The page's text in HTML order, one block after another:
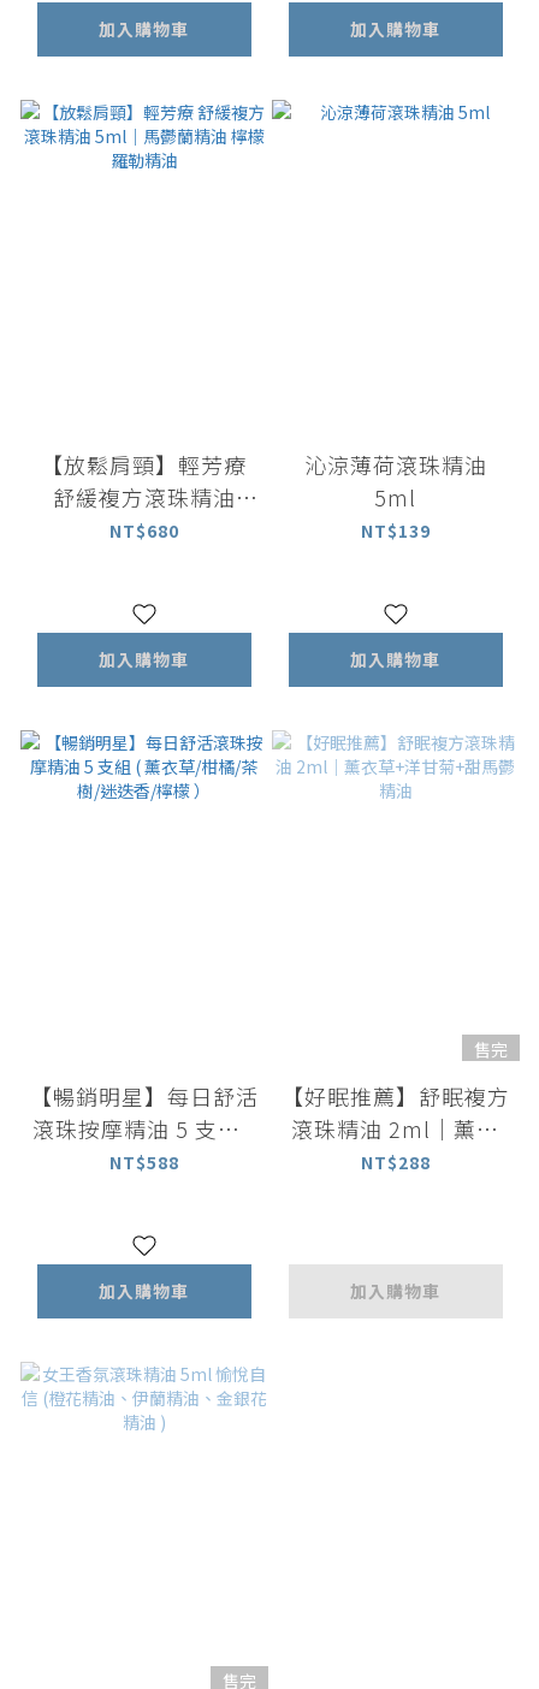
加入購物車 加入購物車
【放鬆肩頸】輕芳療
舒緩複方滾珠精油
5ml｜馬鬱蘭精油 檸
NT$680
加入購物車
沁涼薄荷滾珠精油
5ml
NT$139
加入購物車
【暢銷明星】每日舒活
滾珠按摩精油 5 支組 (
薰衣草/柑橘/茶樹/迷
NT$588
加入購物車
售完
【好眠推薦】舒眠複方
滾珠精油 2ml｜薰衣
草+洋甘菊+甜馬鬱精
NT$288
加入購物車
售完